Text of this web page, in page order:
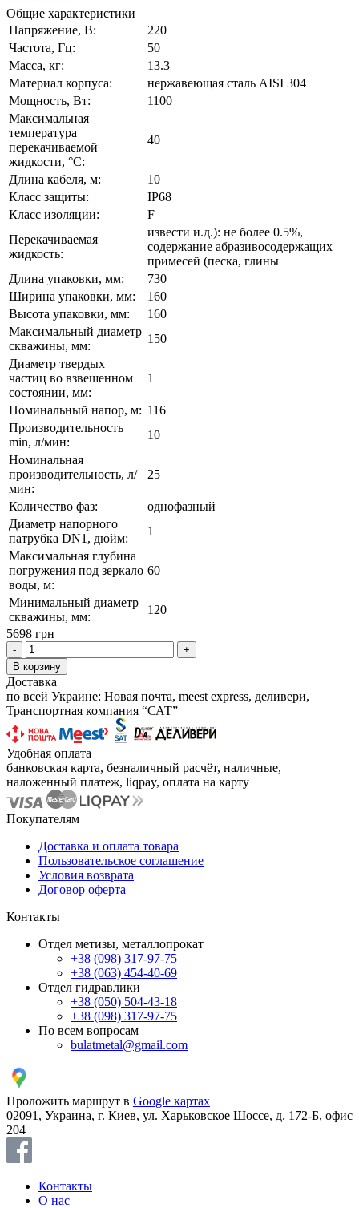
Общие характеристики
Напряжение, В:
220
Частота, Гц:
50
Масса, кг:
13.3
Материал корпуса:
нержавеющая сталь AISI 304
Мощность, Вт:
1100
Максимальная
температура
перекачиваемой
жидкости, °C:
40
Длина кабеля, м:
10
Класс защиты:
IP68
Класс изоляции:
F
Перекачиваемая
жидкость:
извести и.д.): не более 0.5%,
содержание абразивосодержащих
примесей (песка, глины
Длина упаковки, мм:
730
Ширина упаковки, мм:
160
Высота упаковки, мм:
160
Максимальный диаметр
скважины, мм:
150
Диаметр твердых
частиц во взвешенном
состоянии, мм:
1
Номинальный напор, м: 116
Производительность
min, л/мин:
10
Номинальная
производительность, л/
мин:
25
Количество фаз:
однофазный
Диаметр напорного
патрубка DN1, дюйм:
1
Максимальная глубина
погружения под зеркало
воды, м:
60
Минимальный диаметр
скважины, мм:
120
5698 грн
-
+
В корзину
Доставка
по всей Украине: Новая почта, meest express, деливери,
Транспортная компания “САТ”
Удобная оплата
банковская карта, безналичный расчёт, наличные,
наложенный платеж, liqpay, оплата на карту
Покупателям
Доставка и оплата товара
Пользовательское соглашение
Условия возврата
Договор оферта
Контакты
Отдел метизы, металлопрокат
+38 (098) 317-97-75
+38 (063) 454-40-69
Отдел гидравлики
+38 (050) 504-43-18
+38 (098) 317-97-75
По всем вопросам
bulatmetal@gmail.com
Проложить маршрут в Google картах
02091, Украина, г. Киев, ул. Харьковское Шоссе, д. 172-Б, офис
204
Контакты
О нас